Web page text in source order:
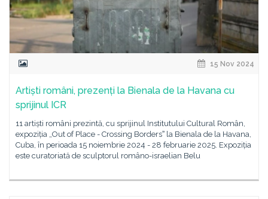
15 Nov 2024
Artiști români, prezenți la Bienala de la Havana cu
sprijinul ICR
11 artiști români prezintă, cu sprijinul Institutului Cultural Român,
expoziția „Out of Place - Crossing Bordersˮ la Bienala de la Havana,
Cuba, în perioada 15 noiembrie 2024 - 28 februarie 2025. Expoziția
este curatoriată de sculptorul româno-israelian Belu